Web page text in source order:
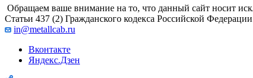
Обращаем ваше внимание на то, что данный сайт носит
Статьи 437 (2) Гражданского кодекса Российской
in@metallcab.ru
Вконтакте
Яндекс.Дзен